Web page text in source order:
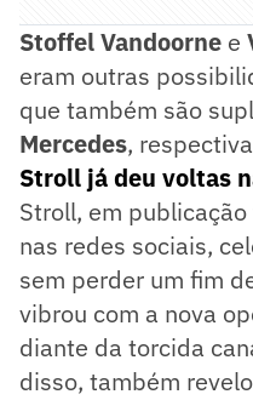
Stoffel Vandoorne e
eram outras
que também são
Mercedes,
Stroll já deu voltas
Stroll, em
nas redes sociais,
sem perder um fim
vibrou com a nova
diante da torcida
disso, também